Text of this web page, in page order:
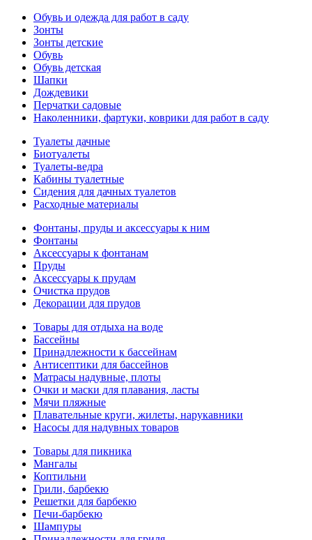
Обувь и одежда для работ в саду
Зонты
Зонты детские
Обувь
Обувь детская
Шапки
Дождевики
Перчатки садовые
Наколенники, фартуки, коврики для работ в саду
Туалеты дачные
Биотуалеты
Туалеты-ведра
Кабины туалетные
Сидения для дачных туалетов
Расходные материалы
Фонтаны, пруды и аксессуары к ним
Фонтаны
Аксессуары к фонтанам
Пруды
Аксессуары к прудам
Очистка прудов
Декорации для прудов
Товары для отдыха на воде
Бассейны
Принадлежности к бассейнам
Антисептики для бассейнов
Матраcы надувные, плоты
Очки и маски для плавания, ласты
Мячи пляжные
Плавательные круги, жилеты, нарукавники
Насосы для надувных товаров
Товары для пикника
Мангалы
Коптильни
Грили, барбекю
Решетки для барбекю
Печи-барбекю
Шампуры